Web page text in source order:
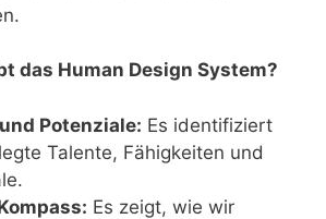
das Human Design System?
Potenziale: Es identifiziert
Talente, Fähigkeiten und
Es zeigt, wie wir